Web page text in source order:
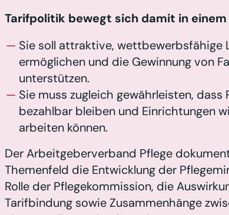
Tarifpolitik bewegt sich damit in einem
Sie soll attraktive, wettbewerbsfähige
ermöglichen und die Gewinnung von
unterstützen.
Sie muss zugleich gewährleisten, dass
bezahlbar bleiben und Einrichtungen
arbeiten können.
Der Arbeitgeberverband Pflege
Themenfeld die Entwicklung der
Rolle der Pflegekommission, die
Tarifbindung sowie Zusammenhänge